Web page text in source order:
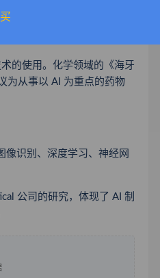
术人员有恶意，那他们所
外包给其他提供商业合成的
的使用。化学领域的《海牙
为从事以 AI 为重点的药物
像识别、深度学习、神经网
公司的研究，体现了 AI 制